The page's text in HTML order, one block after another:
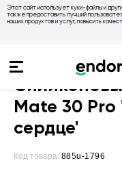
Этот сайт использует куки-файлы и
также предоставить лучший
наших продуктов и услуг, повысить
Mate 30
сердце'
Код товара: 885u-1796